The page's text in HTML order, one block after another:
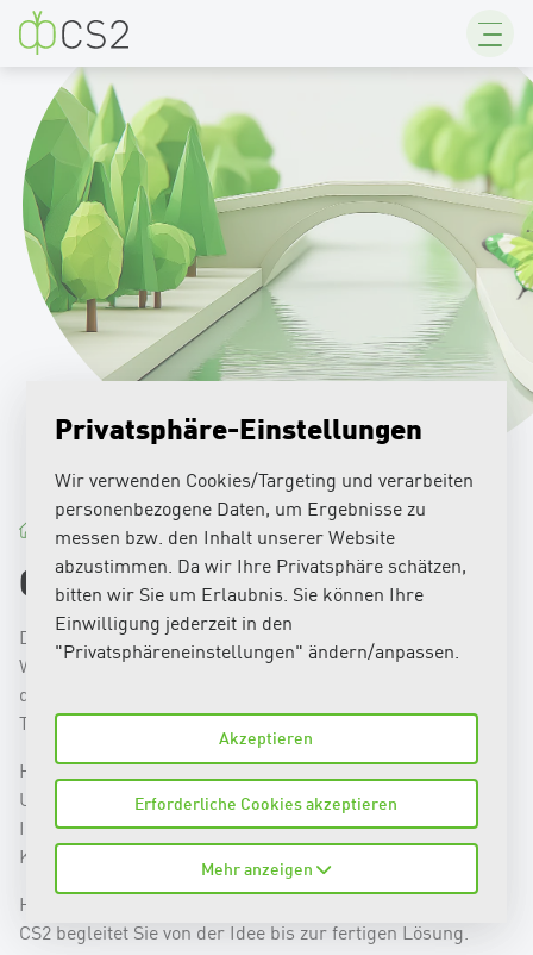
Privatsphäre-Einstellungen
Wir verwenden Cookies/Targeting und verarbeiten
personenbezogene Daten, um Ergebnisse zu
messen bzw. den Inhalt unserer Website
abzustimmen. Da wir Ihre Privatsphäre schätzen,
bitten wir Sie um Erlaubnis. Sie können Ihre
Einwilligung jederzeit in den
"Privatsphäreneinstellungen" ändern/anpassen.
Akzeptieren
Erforderliche Cookies akzeptieren
Mehr anzeigen
CS2
Clinx ist heute CS2
Die CS2 AG hat per 1. Januar 2020 den Bereich
Webentwicklung der Armacom AG übernommen. Die
digitalen Dienstleistungen wurden zuvor über deren
Tochterfirma Clinx GmbH angeboten.
Heute führt CS2 diese Erfahrung weiter und unterstützt
Unternehmen bei der Umsetzung digitaler Projekte, neuer
Ideen und individueller Weblösungen – von der ersten
Konzeption bis zur technischen Realisierung.
Haben Sie ein digitales Projekt oder eine neue Idee?
CS2 begleitet Sie von der Idee bis zur fertigen Lösung.